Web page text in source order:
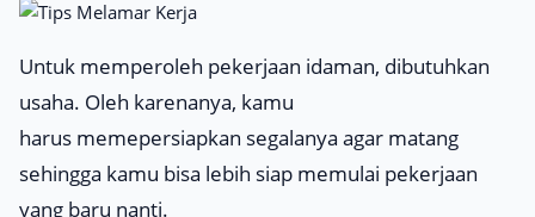
Untuk memperoleh pekerjaan idaman, dibutuhkan
usaha. Oleh karenanya, kamu
harus memepersiapkan segalanya agar matang
sehingga kamu bisa lebih siap memulai pekerjaan
yang baru nanti.